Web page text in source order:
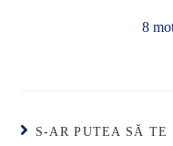
8
S-AR PUTEA SĂ TE